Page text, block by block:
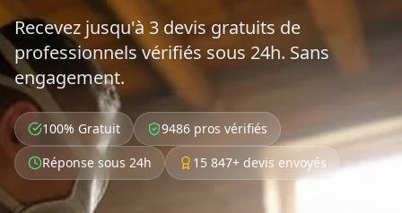
Recevez jusqu'à 3 devis gratuits de
professionnels vérifiés sous 24h. Sans
engagement.
100% Gratuit
9486 pros vérifiés
Réponse sous 24h
15 847+ devis envoyés